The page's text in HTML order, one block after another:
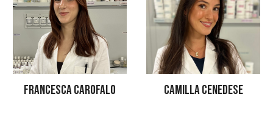
FRANCESCA CAROFALO CAMILLA CENEDESE